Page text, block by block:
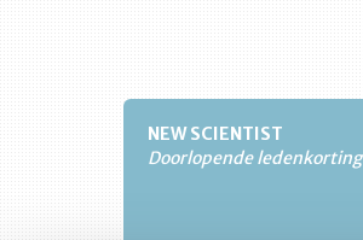
NEW SCIENTIST
Doorlopende ledenkorting